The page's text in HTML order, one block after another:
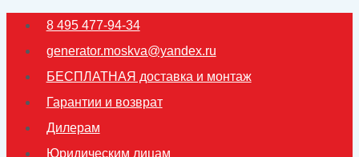
Перейти
содержимому
8 495 477-94-34
generator.moskva@yandex.ru
БЕСПЛАТНАЯ доставка и монтаж
Гарантии и возврат
Дилерам
Юридическим лицам